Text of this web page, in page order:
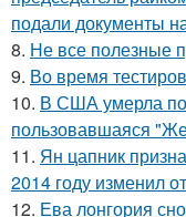
подали документы
8. Не все полезные
9. Во время
10. В США умерла
пользовавшаяся
11. Ян цапник
2014 году изменил
12. Ева лонгория